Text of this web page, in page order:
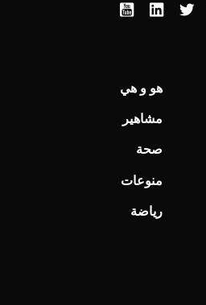
هو و هي
مشاهير
صحة
منوعات
رياضة